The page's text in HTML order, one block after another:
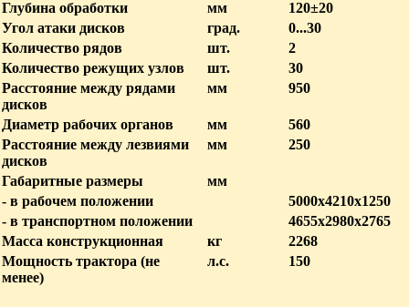
Глубина обработки
мм
120±20
Угол атаки дисков
град.
0...30
Количество рядов
шт.
2
Количество режущих узлов
шт.
30
Расстояние между рядами
дисков
мм 950
Диаметр рабочих органов мм
560
Расстояние между лезвиями
дисков
мм 250
Габаритные размеры
мм
- в рабочем положении
5000х4210х1250
- в транспортном положении
4655х2980х2765
Масса конструкционная
кг
2268
Мощность трактора (не
менее)
л.с. 150